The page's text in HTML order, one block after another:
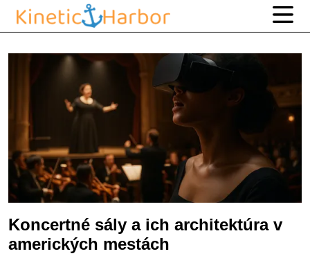
Koncertné sály a ich architektúra v
amerických mestách